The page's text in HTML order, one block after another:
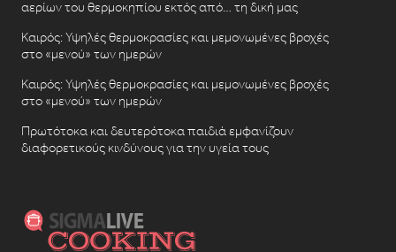
αερίων του θερμοκηπίου εκτός από… τη δική μας
Καιρός: Υψηλές θερμοκρασίες και μεμονωμένες βροχές
στο «μενού» των ημερών
Καιρός: Υψηλές θερμοκρασίες και μεμονωμένες βροχές
στο «μενού» των ημερών
Πρωτότοκα και δευτερότοκα παιδιά εμφανίζουν
διαφορετικούς κινδύνους για την υγεία τους